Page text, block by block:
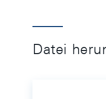
Datei